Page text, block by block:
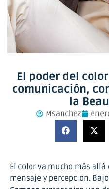
El poder del
comunicación,
la
Msanchez
El color va mucho más
mensaje y percepción.